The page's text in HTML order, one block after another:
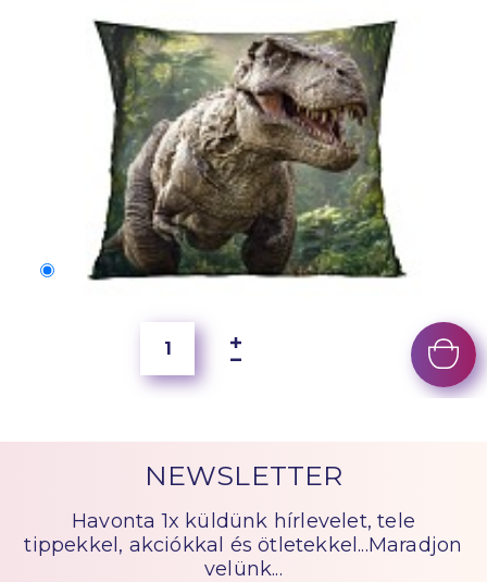
50x40 cm
NEWSLETTER
Havonta 1x küldünk hírlevelet, tele
tippekkel, akciókkal és ötletekkel...Maradjon
velünk...